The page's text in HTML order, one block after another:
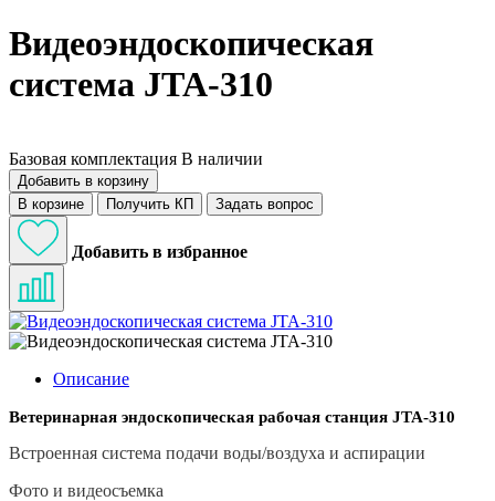
Видеоэндоскопическая
система JTA-310
Базовая комплектация В наличии
Добавить в корзину
В корзине
Получить КП Задать вопрос
Добавить в избранное
Описание
Ветеринарная эндоскопическая рабочая станция JTA-310
Встроенная система подачи воды/воздуха и аспирации
Фото и видеосъемка